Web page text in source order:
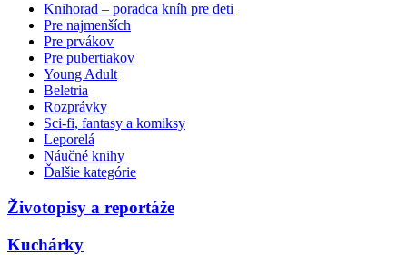
Knihorad – poradca kníh pre deti
Pre najmenších
Pre prvákov
Pre pubertiakov
Young Adult
Beletria
Rozprávky
Sci-fi, fantasy a komiksy
Leporelá
Náučné knihy
Ďalšie kategórie
Životopisy a reportáže
Kuchárky